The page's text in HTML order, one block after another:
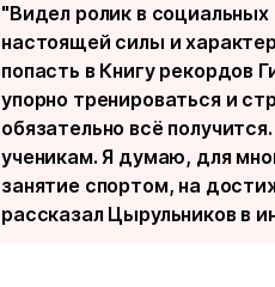
"Видел ролик в
настоящей силы и
попасть в Книгу рекордов
упорно тренироваться и
обязательно всё
ученикам. Я думаю, для
занятие спортом, на
рассказал Цырульников в